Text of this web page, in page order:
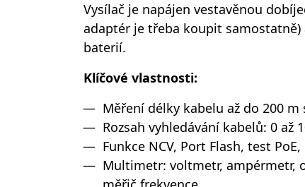
Vysílač je napájen vestavěnou
adaptér je třeba koupit samostatně)
baterií.
Klíčové vlastnosti:
Měření délky kabelu až do 200
Rozsah vyhledávání kabelů: 0 až
Funkce NCV, Port Flash, test
Multimetr: voltmetr, ampérmetr,